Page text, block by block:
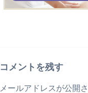
コメントを残す
メールアドレスが公開